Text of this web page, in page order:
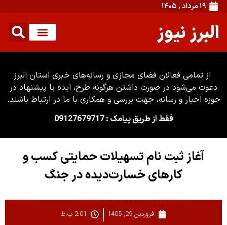
۱۹ مرداد , ۱۴۰۵
البرز نیوز
از تمامی فعالان فضای مجازی و رسانه‌های خبری استان البرز
دعوت می‌شود در صورت داشتن هرگونه طرح، ایده یا پیشنهاد در
حوزه اخبار و رسانه، جهت بررسی و همکاری با ما در ارتباط باشند.
فقط از طریق پیامک : 09127679717
آغاز ثبت نام تسهیلات حمایتی کسب و
کارهای خسارت‌دیده در جنگ
فروردین 29, 1405 2:01 ب.ظ